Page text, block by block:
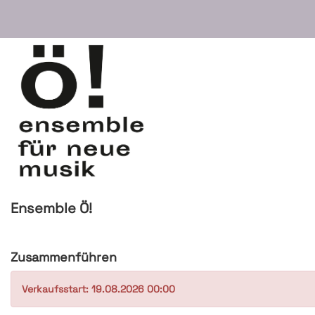
Ensemble Ö!
Zusammenführen
Verkaufsstart: 19.08.2026 00:00